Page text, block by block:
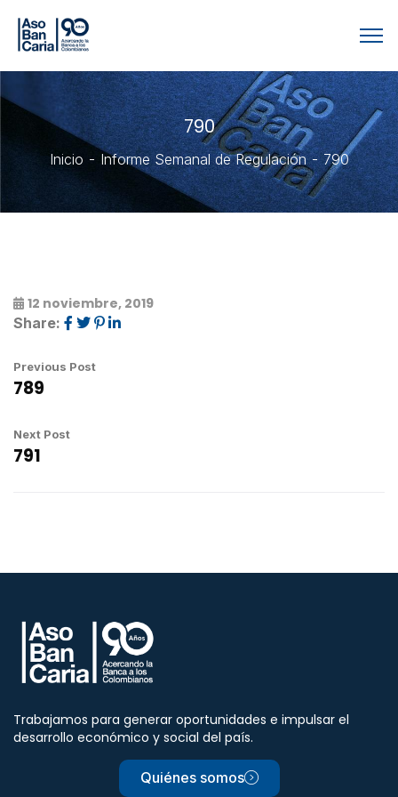
790
Inicio Informe Semanal de Regulación 790
12 noviembre, 2019
Share:
Previous Post
789
Next Post
791
Trabajamos para generar oportunidades e impulsar el
desarrollo económico y social del país.
Quiénes somos